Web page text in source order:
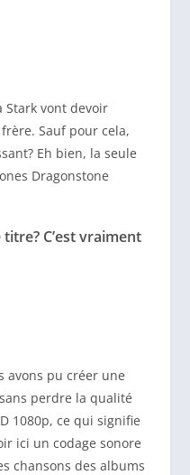
Stark vont devoir
Sauf pour cela,
Eh bien, la seule
Dragonstone
C’est vraiment
avons pu créer une
perdre la qualité
1080p, ce qui signifie
ici un codage sonore
chansons des albums